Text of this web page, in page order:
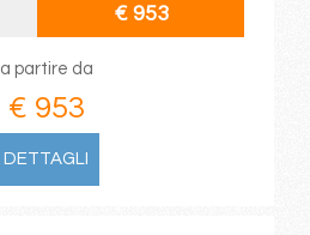
€ 953
a partire da
€ 953
DETTAGLI